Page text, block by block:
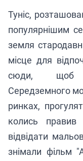
Туніс,
популярнішим
земля
місце для
сюди, щоб
Середземного
ринках,
колись правив
відвідати
знімали фільм